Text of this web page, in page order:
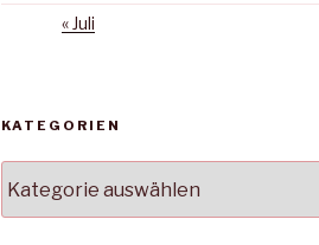
« Juli
KATEGORIEN